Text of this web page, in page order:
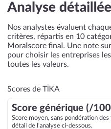
Analyse détaillée
Nos analystes évaluent
critères, répartis en 10
Moralscore final. Une note
pour choisir les entreprises
toutes les valeurs.
Scores de TİKA
Score générique (/
Score moyen, sans pondération des
détail de l’analyse ci-dessous.